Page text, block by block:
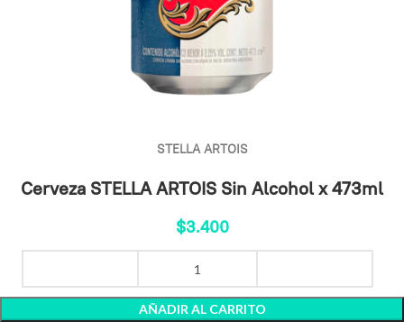
STELLA ARTOIS
Cerveza STELLA ARTOIS Sin Alcohol x 473ml
$3.400
AÑADIR AL CARRITO